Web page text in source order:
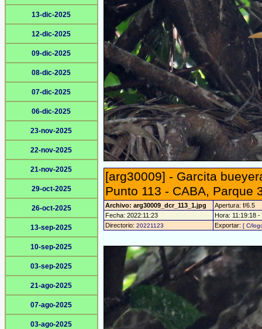
13-dic-2025
12-dic-2025
09-dic-2025
08-dic-2025
07-dic-2025
06-dic-2025
23-nov-2025
22-nov-2025
21-nov-2025
29-oct-2025
26-oct-2025
13-sep-2025
10-sep-2025
03-sep-2025
21-ago-2025
07-ago-2025
03-ago-2025
[arg30009] - Garcita
Punto 113 - CABA, Parque
Archivo: arg30009_dcr_113_1.jpg
Apertura: f/6.5
Fecha: 2022:11:23
Hora: 11:19:18
Directorio: 20221123 Exportar: [ C/